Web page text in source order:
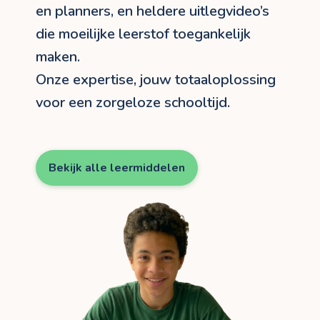
en planners, en heldere uitlegvideo’s
die moeilijke leerstof toegankelijk
maken.
Onze expertise, jouw totaaloplossing
voor een zorgeloze schooltijd.
Bekijk alle leermiddelen